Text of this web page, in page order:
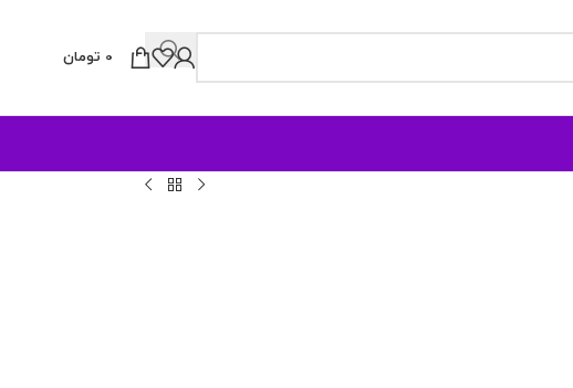
0 تومان